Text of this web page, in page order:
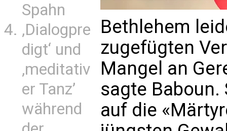
Spahn
‚Dialogpre
digt‘ und
‚meditativ
er Tanz’
während
Bethlehem
zugefügten
Mangel an
sagte
auf die